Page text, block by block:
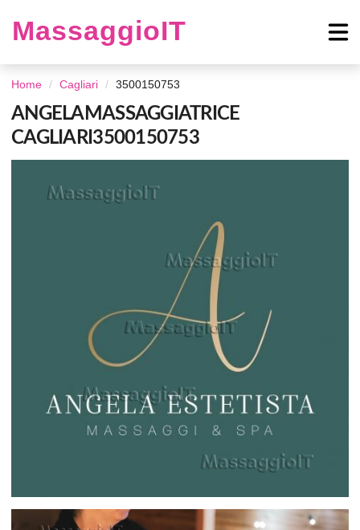
MassaggioIT
Home Cagliari 3500150753
ANGELAMASSAGGIATRICE
CAGLIARI3500150753